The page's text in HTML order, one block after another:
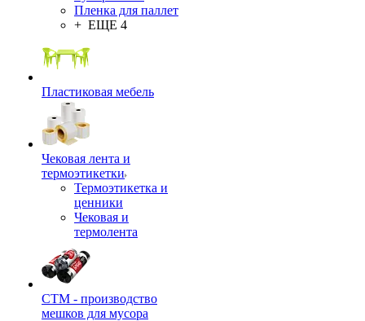
Пленка для паллет
+ ЕЩЕ 4
Пластиковая мебель
Чековая лента и
термоэтикетки
Термоэтикетка и
ценники
Чековая и
термолента
СТМ - производство
мешков для мусора